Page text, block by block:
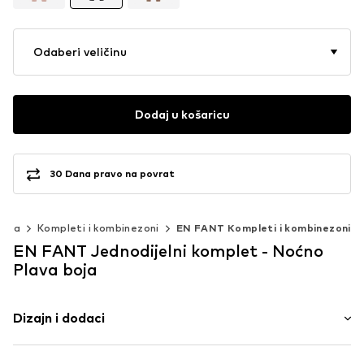
Odaberi veličinu
Dodaj u košaricu
30 Dana pravo na povrat
Kompleti i kombinezoni EN FANT Kompleti i kombinezoni
EN FANT Jednodijelni komplet - Noćno
Plava boja
Dizajn i dodaci